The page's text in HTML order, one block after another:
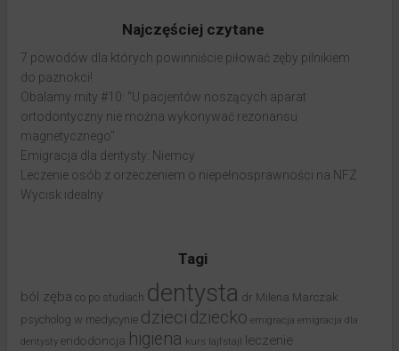
Najczęściej czytane
7 powodów dla których powinniście piłować zęby pilnikiem
do paznokci!
Obalamy mity #10: "U pacjentów noszących aparat
ortodontyczny nie można wykonywać rezonansu
magnetycznego"
Emigracja dla dentysty: Niemcy
Leczenie osób z orzeczeniem o niepełnosprawności na NFZ
Wycisk idealny
Tagi
ból zęba co po studiach dentysta dr Milena Marczak
psycholog w medycynie dzieci dziecko emigracja emigracja dla
dentysty endodoncja higiena kurs lajfstajl leczenie